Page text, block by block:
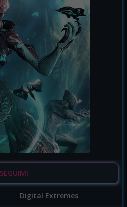
SEGUIMI
Digital Extremes